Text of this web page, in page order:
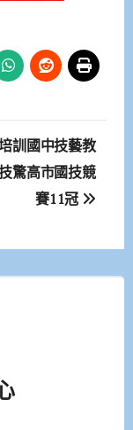
訓國中技藝教
驚高市國技競
賽11冠